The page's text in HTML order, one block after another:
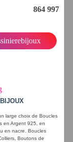
864 997
large choix de Boucles
en Argent 925, en
en nacre. Boucles
Boutons de